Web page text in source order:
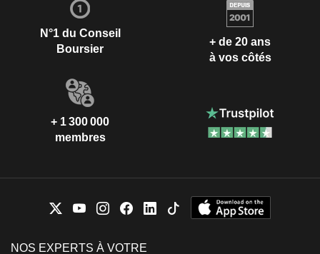
N°1 du Conseil
Boursier
+ de 20 ans
à vos côtés
+ 1 300 000
membres
NOS EXPERTS À VOTRE